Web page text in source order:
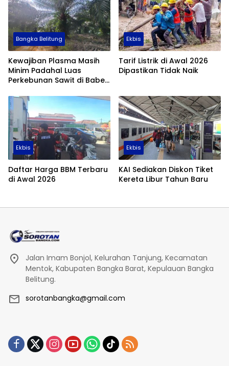
Bangka Belitung
Kewajiban Plasma Masih
Minim Padahal Luas
Perkebunan Sawit di Babel
Ekbis
Tarif Listrik di Awal 2026
Dipastikan Tidak Naik
Ekbis
Daftar Harga BBM Terbaru
di Awal 2026
Ekbis
KAI Sediakan Diskon Tiket
Kereta Libur Tahun Baru
Jalan Imam Bonjol, Kelurahan Tanjung, Kecamatan
Mentok, Kabupaten Bangka Barat, Kepulauan Bangka
Belitung.
sorotanbangka@gmail.com